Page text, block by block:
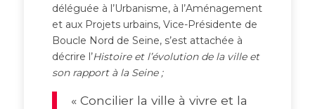
déléguée à l’Urbanisme, à l’Aménagement
et aux Projets urbains, Vice-Présidente de
Boucle Nord de Seine, s’est attachée à
décrire l’Histoire et l’évolution de la ville et
son rapport à la Seine ;
« Concilier la ville à vivre et la